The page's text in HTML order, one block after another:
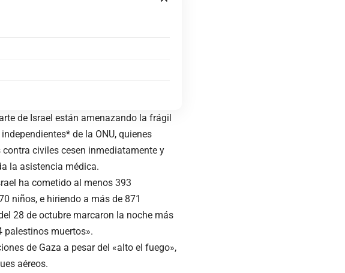
de Israel están amenazando la frágil
de la ONU, quienes
civiles cesen inmediatamente y
la asistencia médica.
ha cometido al menos 393
niños, e hiriendo a más de 871
28 de octubre marcaron la noche más
palestinos muertos».
de Gaza a pesar del «alto el fuego»,
aéreos.